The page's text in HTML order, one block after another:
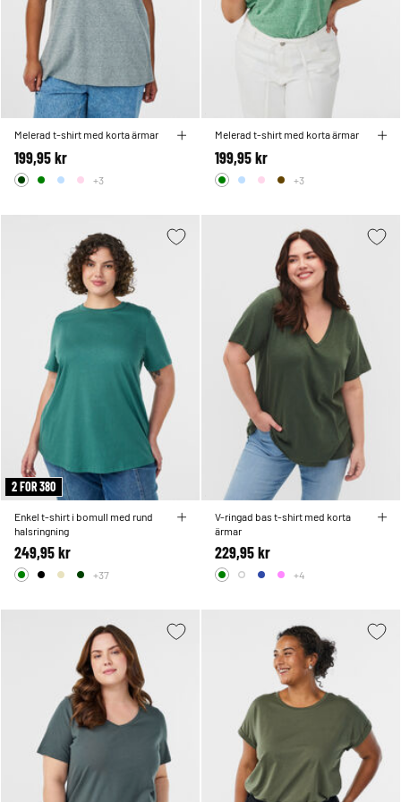
Melerad t-shirt med korta ärmar
199,95 kr
+3
Melerad t-shirt med korta ärmar
199,95 kr
+3
2 FOR 380
Enkel t-shirt i bomull med rund
halsringning
249,95 kr
+37
V-ringad bas t-shirt med korta
ärmar
229,95 kr
+4